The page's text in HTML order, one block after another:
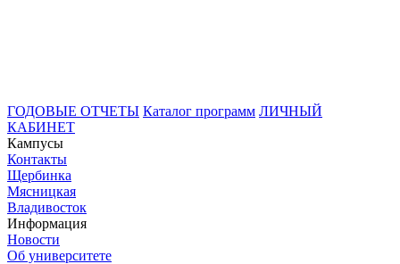
ГОДОВЫЕ ОТЧЕТЫ Каталог программ ЛИЧНЫЙ
КАБИНЕТ
Кампусы
Контакты
Щербинка
Мясницкая
Владивосток
Информация
Новости
Об университете